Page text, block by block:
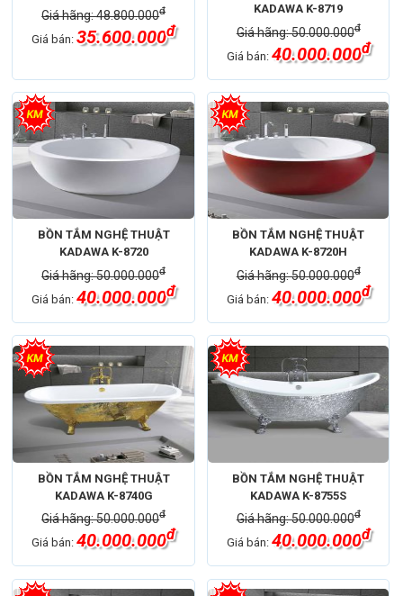
Giá hãng: 48.800.000đ
Giá bán:35.600.000đ
KADAWA K-8719
Giá hãng: 50.000.000đ
Giá bán: 40.000.000đ
BỒN TẮM NGHỆ THUẬT
KADAWA K-8720
Giá hãng: 50.000.000đ
Giá bán:40.000.000đ
BỒN TẮM NGHỆ THUẬT
KADAWA K-8720H
Giá hãng: 50.000.000đ
Giá bán: 40.000.000đ
BỒN TẮM NGHỆ THUẬT
KADAWA K-8740G
Giá hãng: 50.000.000đ
Giá bán:40.000.000đ
BỒN TẮM NGHỆ THUẬT
KADAWA K-8755S
Giá hãng: 50.000.000đ
Giá bán: 40.000.000đ